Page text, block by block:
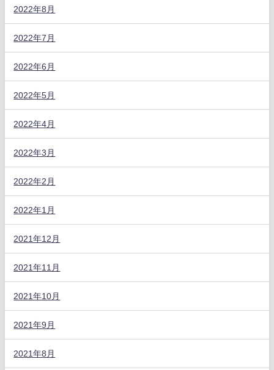
2022年8月
2022年7月
2022年6月
2022年5月
2022年4月
2022年3月
2022年2月
2022年1月
2021年12月
2021年11月
2021年10月
2021年9月
2021年8月